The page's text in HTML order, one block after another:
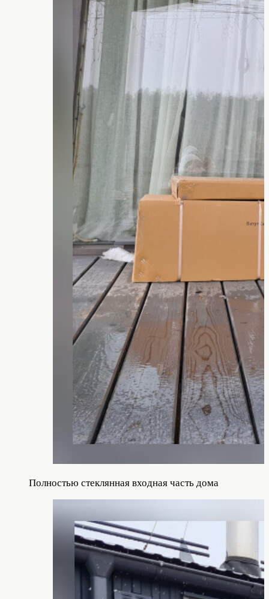
Полностью стеклянная входная часть дома